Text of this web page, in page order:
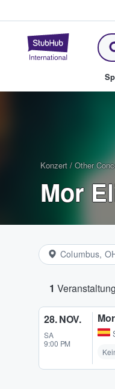
Konzert / Other
Mor
Columbus,
1
28. NOV.
SA
9:00 PM